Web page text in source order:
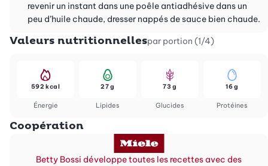
revenir un instant dans une poêle antiadhésive dans un
peu d’huile chaude, dresser nappés de sauce bien chaude.
Valeurs nutritionnellespar portion (1/4)
Énergie
592 kcal
Lipides
27 g
Glucides
73 g
Protéines
16 g
Coopération
Betty Bossi développe toutes les recettes avec des